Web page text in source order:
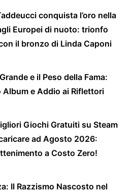
conquista l’oro nella
Europei di nuoto: trionfo
il bronzo di Linda Caponi
e il Peso della Fama:
Album e Addio ai Riflettori
Giochi Gratuiti su Steam
ad Agosto 2026:
a Costo Zero!
Il Razzismo Nascosto nel